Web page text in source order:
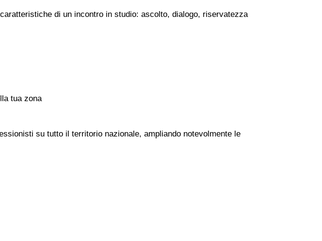
di un incontro in studio: ascolto, dialogo, riservatezza
tua zona
su tutto il territorio nazionale, ampliando notevolmente le